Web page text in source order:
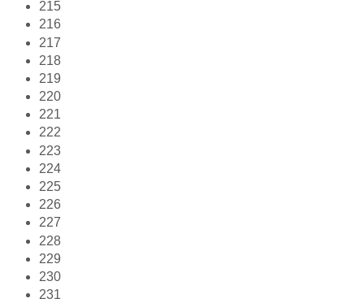
215
216
217
218
219
220
221
222
223
224
225
226
227
228
229
230
231